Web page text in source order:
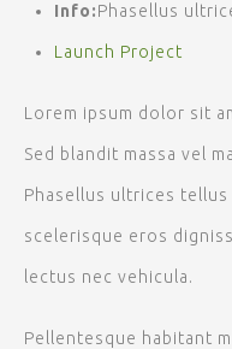
Info:Phasellus
Launch Project
Lorem ipsum dolor sit
Sed blandit massa vel
Phasellus ultrices
scelerisque eros
lectus nec vehicula.
Pellentesque habitant